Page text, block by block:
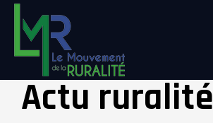
Actu ruralité